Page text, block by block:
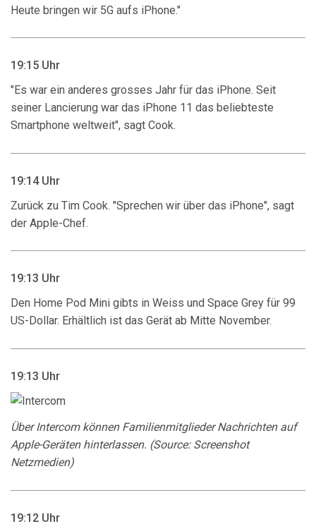
Heute bringen wir 5G aufs iPhone."
19:15 Uhr
"Es war ein anderes grosses Jahr für das iPhone. Seit
seiner Lancierung war das iPhone 11 das beliebteste
Smartphone weltweit", sagt Cook.
19:14 Uhr
Zurück zu Tim Cook. "Sprechen wir über das iPhone", sagt
der Apple-Chef.
19:13 Uhr
Den Home Pod Mini gibts in Weiss und Space Grey für 99
US-Dollar. Erhältlich ist das Gerät ab Mitte November.
19:13 Uhr
Über Intercom können Familienmitglieder Nachrichten auf
Apple-Geräten hinterlassen. (Source: Screenshot
Netzmedien)
19:12 Uhr